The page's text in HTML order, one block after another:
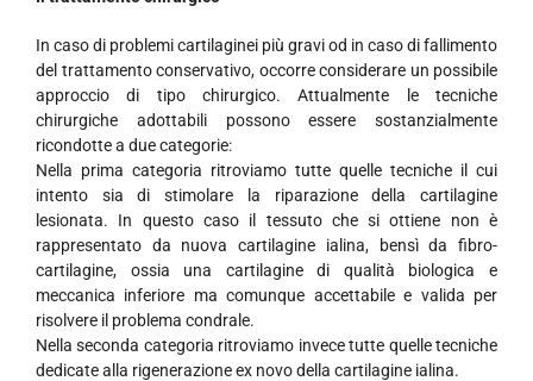
In caso di problemi cartilaginei più gravi od in caso di fallimento
del trattamento conservativo, occorre considerare un possibile
approccio di tipo chirurgico. Attualmente le tecniche
chirurgiche adottabili possono essere sostanzialmente
ricondotte a due categorie:
Nella prima categoria ritroviamo tutte quelle tecniche il cui
intento sia di stimolare la riparazione della cartilagine
lesionata. In questo caso il tessuto che si ottiene non è
rappresentato da nuova cartilagine ialina, bensì da fibro-
cartilagine, ossia una cartilagine di qualità biologica e
meccanica inferiore ma comunque accettabile e valida per
risolvere il problema condrale.
Nella seconda categoria ritroviamo invece tutte quelle tecniche
dedicate alla rigenerazione ex novo della cartilagine ialina.